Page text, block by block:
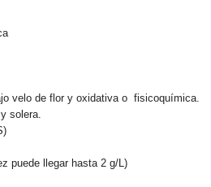
velo de flor y oxidativa o fisicoquímica.
solera.
puede llegar hasta 2 g/L)